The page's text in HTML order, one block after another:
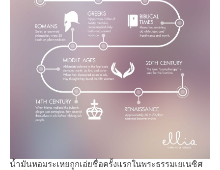
น้ำมันหอมระเหยถูกเอ่ยชื่อครั้งแรกในพระธรรมเยเนซิศ